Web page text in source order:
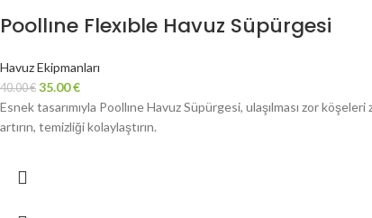
Poollıne Flexıble Havuz Süpürgesi
Havuz Ekipmanları
40.00€ 35.00€
Esnek tasarımıyla Poollıne Havuz Süpürgesi, ulaşılması zor
artırın, temizliği kolaylaştırın.